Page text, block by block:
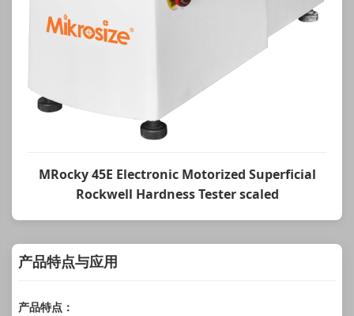
MRocky 45E Electronic Motorized Superficial
Rockwell Hardness Tester scaled
产品特点与应用
产品特点：